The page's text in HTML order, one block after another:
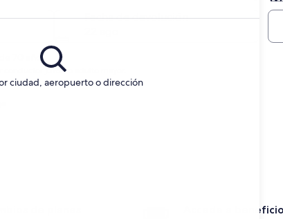
ciudad, aeropuerto o dirección
Fecha de devolución
70 años
conductor joven o adulto mayor.
Accede a